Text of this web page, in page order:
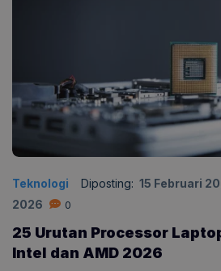
Teknologi Diposting: 15 Februari
2026
0
25 Urutan Processor
Intel dan AMD 2026